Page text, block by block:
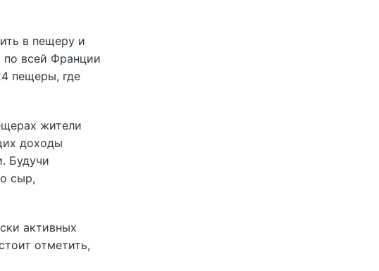
в пещеру и
по всей Франции
пещеры, где
жители
доходы
Будучи
сыр,
активных
отметить,